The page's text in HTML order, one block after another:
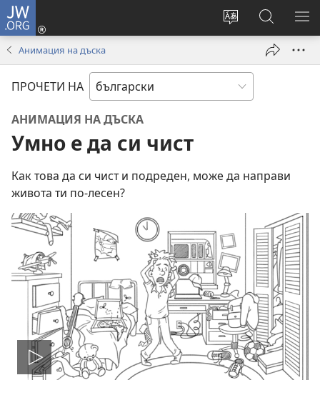
JW.ORG
Смени
сайта
Влез
(отваря
прозорец)
Търсене
в
JW.ORG
Анимация на дъска
ПРОЧЕТИ НА
АНИМАЦИЯ НА ДЪСКА
Умно е да си чист
Как това да си чист и подреден, може да направи
живота ти по-лесен?
Пусни